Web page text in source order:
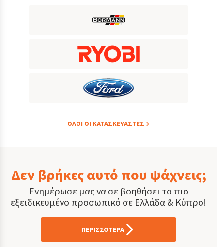
ΟΛOI ΟΙ ΚΑΤΑΣΚΕYΑΣΤΕΣ
Δεν βρήκες αυτό που ψάχνεις;
Ενημέρωσε μας να σε βοηθήσει το πιο
εξειδικευμένο προσωπικό σε Ελλάδα & Κύπρο!
ΠΕΡΙΣΣΟΤΕΡΑ